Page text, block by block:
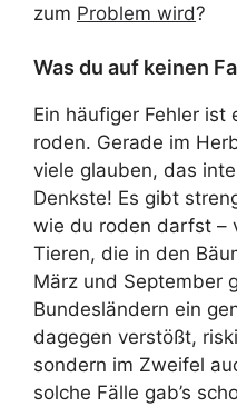
zum Problem wird?
Was du auf keinen
Ein häufiger Fehler ist
roden. Gerade im
viele glauben, das
Denkste! Es gibt
wie du roden darfst –
Tieren, die in den
März und September
Bundesländern ein
dagegen verstößt,
sondern im Zweifel
solche Fälle gab’s